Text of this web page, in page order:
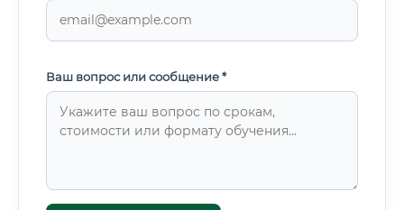
Ваш вопрос или сообщение *